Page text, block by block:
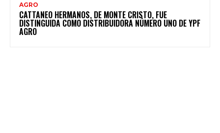
AGRO
CATTANEO HERMANOS, DE MONTE CRISTO, FUE
DISTINGUIDA COMO DISTRIBUIDORA NÚMERO UNO DE YPF
AGRO